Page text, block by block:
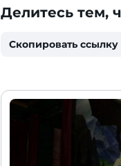
Делитесь тем,
Скопировать ссылку